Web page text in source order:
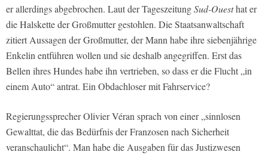
er allerdings abgebrochen. Laut der TageszeitungSud-Ouesthat er
die Halskette der Großmutter gestohlen. Die Staatsanwaltschaft
zitiert Aussagen der Großmutter, der Mann habe ihre siebenjährige
Enkelin entführen wollen und sie deshalb angegriffen. Erst das
Bellen ihres Hundes habe ihn vertrieben, so dass er die Flucht „in
einem Auto“ antrat. Ein Obdachloser mit Fahrservice?
Regierungssprecher Olivier Véran sprach von einer „sinnlosen
Gewalttat, die das Bedürfnis der Franzosen nach Sicherheit
veranschaulicht“. Man habe die Ausgaben für das Justizwesen